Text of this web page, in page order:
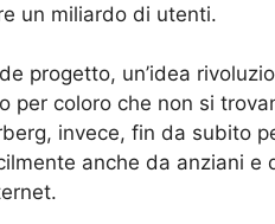
un miliardo di utenti.
progetto, un’idea
per coloro che non si
invece, fin da subito
anche da anziani e